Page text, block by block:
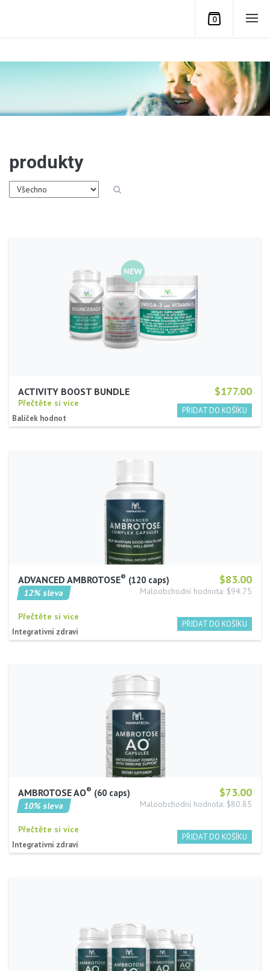
0
produkty
$177.00
ACTIVITY BOOST BUNDLE
Přečtěte si více
Balíček hodnot
$83.00
ADVANCED AMBROTOSE® 120 caps
Maloobchodní hodnota: $94.75
12% sleva
Přečtěte si více
Integrativní zdraví
$73.00
AMBROTOSE AO® 60 caps
Maloobchodní hodnota: $80.85
10% sleva
Přečtěte si více
Integrativní zdraví